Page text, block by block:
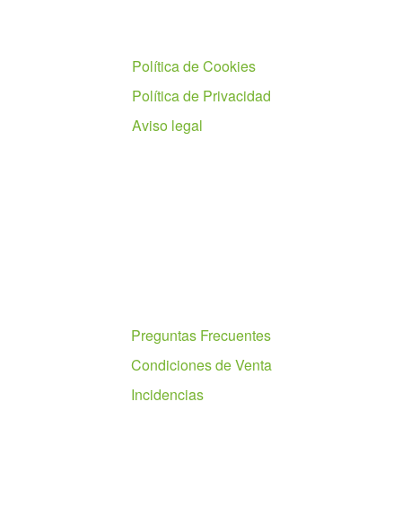
Política de Cookies
Política de Privacidad
Aviso legal
Preguntas Frecuentes
Condiciones de Venta
Incidencias